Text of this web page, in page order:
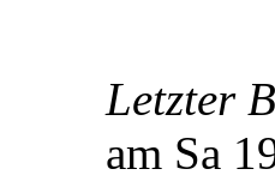
Letzter
am Sa